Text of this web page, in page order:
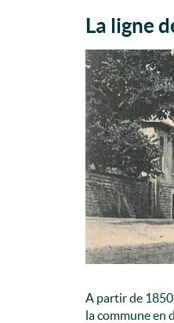
La ligne
A partir de
la commune en